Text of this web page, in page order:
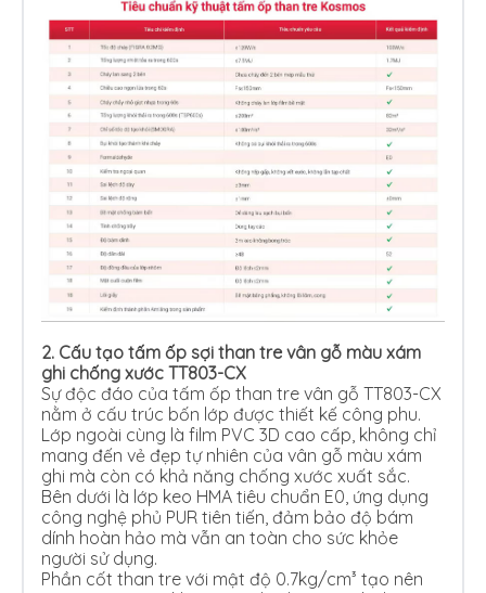
2. Cấu tạo tấm ốp sợi than tre vân gỗ màu xám
ghi chống xước TT803-CX
Sự độc đáo của tấm ốp than tre vân gỗ TT803-CX
nằm ở cấu trúc bốn lớp được thiết kế công phu.
Lớp ngoài cùng là film PVC 3D cao cấp, không chỉ
mang đến vẻ đẹp tự nhiên của vân gỗ màu xám
ghi mà còn có khả năng chống xước xuất sắc.
Bên dưới là lớp keo HMA tiêu chuẩn E0, ứng dụng
công nghệ phủ PUR tiên tiến, đảm bảo độ bám
dính hoàn hảo mà vẫn an toàn cho sức khỏe
người sử dụng.
Phần cốt than tre với mật độ 0.7kg/cm³ tạo nên